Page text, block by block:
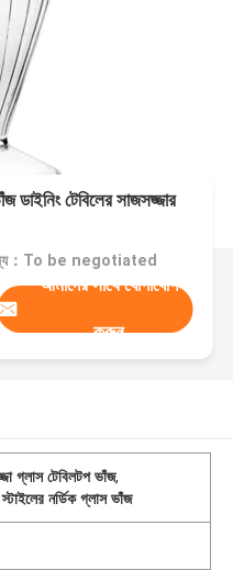
ডাইনিং টেবিলের সাজসজ্জার
：To be negotiated
আমাদের সাথে যোগাযোগ
করুন
গ্লাস টেবিলটপ ভাঁজ,
নর্ডিক গ্লাস ভাঁজ